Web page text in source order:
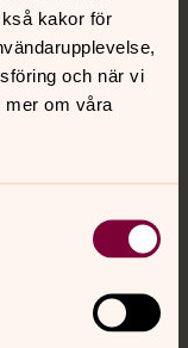
kakor för
och när vi
mer om våra